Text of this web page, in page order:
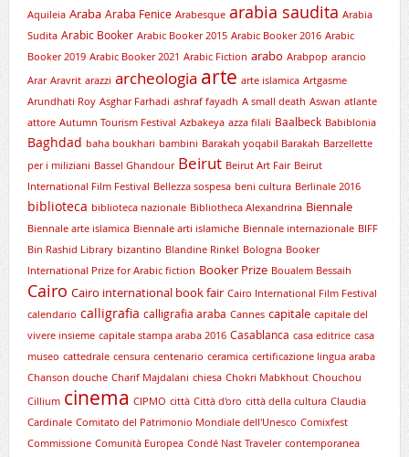
Aquileia Araba Araba Fenice Arabesque arabia saudita Arabia
Sudita Arabic Booker Arabic Booker 2015 Arabic Booker 2016 Arabic
Booker 2019 Arabic Booker 2021 Arabic Fiction arabo Arabpop arancio
Arar Aravrit arazzi archeologia arte arte islamica Artgasme
Arundhati Roy Asghar Farhadi ashraf fayadh A small death Aswan atlante
attore Autumn Tourism Festival Azbakeya azza filali Baalbeck Babiblonia
Baghdad baha boukhari bambini Barakah yoqabil Barakah Barzellette
per i miliziani Bassel Ghandour Beirut Beirut Art Fair Beirut
International Film Festival Bellezza sospesa beni cultura Berlinale 2016
biblioteca biblioteca nazionale Bibliotheca Alexandrina Biennale
Biennale arte islamica Biennale arti islamiche Biennale internazionale BIFF
Bin Rashid Library bizantino Blandine Rinkel Bologna Booker
International Prize for Arabic fiction Booker Prize Boualem Bessaih
Cairo Cairo international book fair Cairo International Film Festival
calendario calligrafia calligrafia araba Cannes capitale capitale del
vivere insieme capitale stampa araba 2016 Casablanca casa editrice casa
museo cattedrale censura centenario ceramica certificazione lingua araba
Chanson douche Charif Majdalani chiesa Chokri Mabkhout Chouchou
Cillium cinema CIPMO città Città d'oro città della cultura Claudia
Cardinale Comitato del Patrimonio Mondiale dell'Unesco Comixfest
Commissione Comunità Europea Condé Nast Traveler contemporanea